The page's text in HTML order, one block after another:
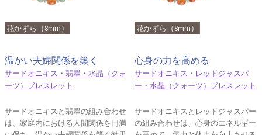
花かずら（8mm）
温かい夫婦関係を築く
サードオニキス・翡翠・水晶（クォ
ーツ）ブレスレット
サードオニキスと翡翠の組み合わせ
は、家庭内における人間関係を円満
花かずら（8mm）
心身の力を高める
サードオニキス・レッドジャスパ
ー・水晶（クォーツ）ブレスレット
サードオニキスとレッドジャスパー
の組み合わせは、心身のエネルギー